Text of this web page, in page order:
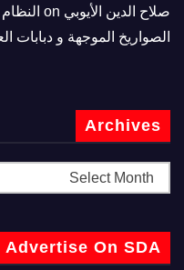
صلاح الدين الأيوبي
الصواريخ الموجهة و دبابات
Archives
Advertise On SDA